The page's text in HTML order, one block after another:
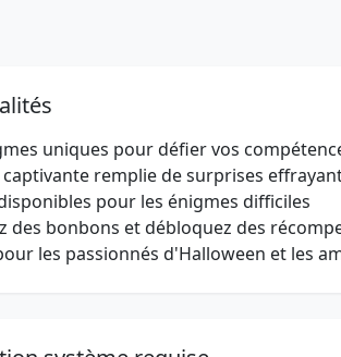
uniques pour défier vos
remplie de surprises
pour les énigmes difficiles
des bonbons et débloquez des
les passionnés d'Halloween et les